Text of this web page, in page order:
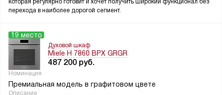
которая регулярно готовит и хочет получить широкий функционал без
перехода в наиболее дорогой сегмент.
19 место
Духовой шкаф
Miele H 7860 BPX GRGR
487 200 руб.
Номинация
Премиальная модель в графитовом цвете
Описание